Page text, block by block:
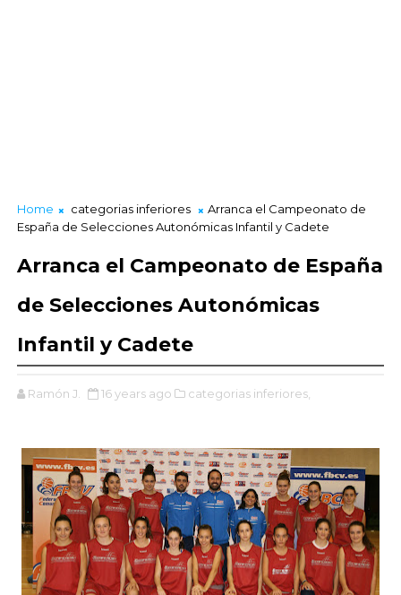
Home categorias inferiores
Arranca el Campeonato de
España de Selecciones Autonómicas Infantil y Cadete
Arranca el Campeonato de España
de Selecciones Autonómicas
Infantil y Cadete
Ramón J. 16 years ago categorias inferiores,